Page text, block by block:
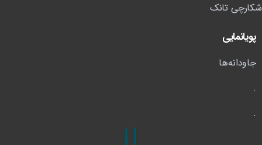
شکارچی تانک
پویانمایی
جاودانه‌ها
.
.